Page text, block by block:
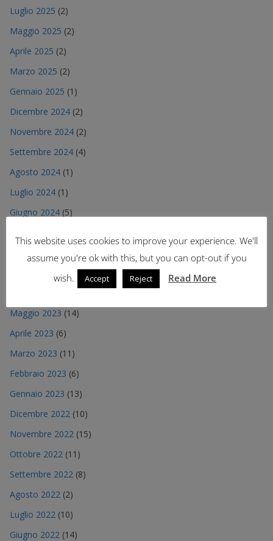
Luglio 2025 (2)
Maggio 2025 (2)
Aprile 2025 (2)
Marzo 2025 (2)
Gennaio 2025 (1)
Dicembre 2024 (2)
Novembre 2024 (2)
Settembre 2024 (4)
Agosto 2024 (1)
Luglio 2024 (1)
Giugno 2024 (5)
(3)
Maggio 2023 (14)
Aprile 2023 (6)
Marzo 2023 (11)
Febbraio 2023 (6)
Gennaio 2023 (13)
Dicembre 2022 (10)
Novembre 2022 (15)
Ottobre 2022 (11)
Settembre 2022 (8)
Agosto 2022 (2)
Luglio 2022 (10)
Giugno 2022 (14)
This website uses cookies to improve your experience. We'll
assume you're ok with this, but you can opt-out if you
wish.
Accept Reject Read More